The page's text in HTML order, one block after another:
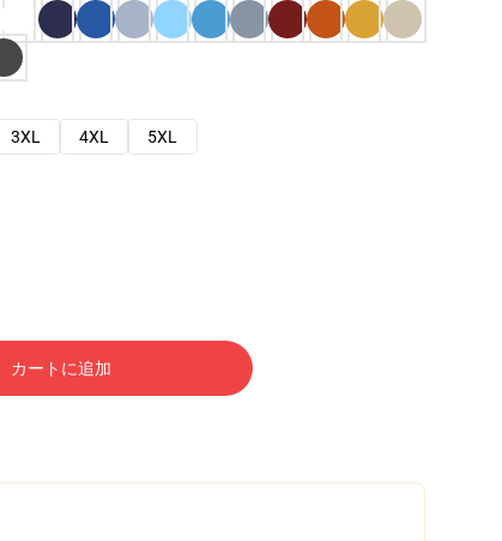
3XL 4XL
5XL
カートに追加